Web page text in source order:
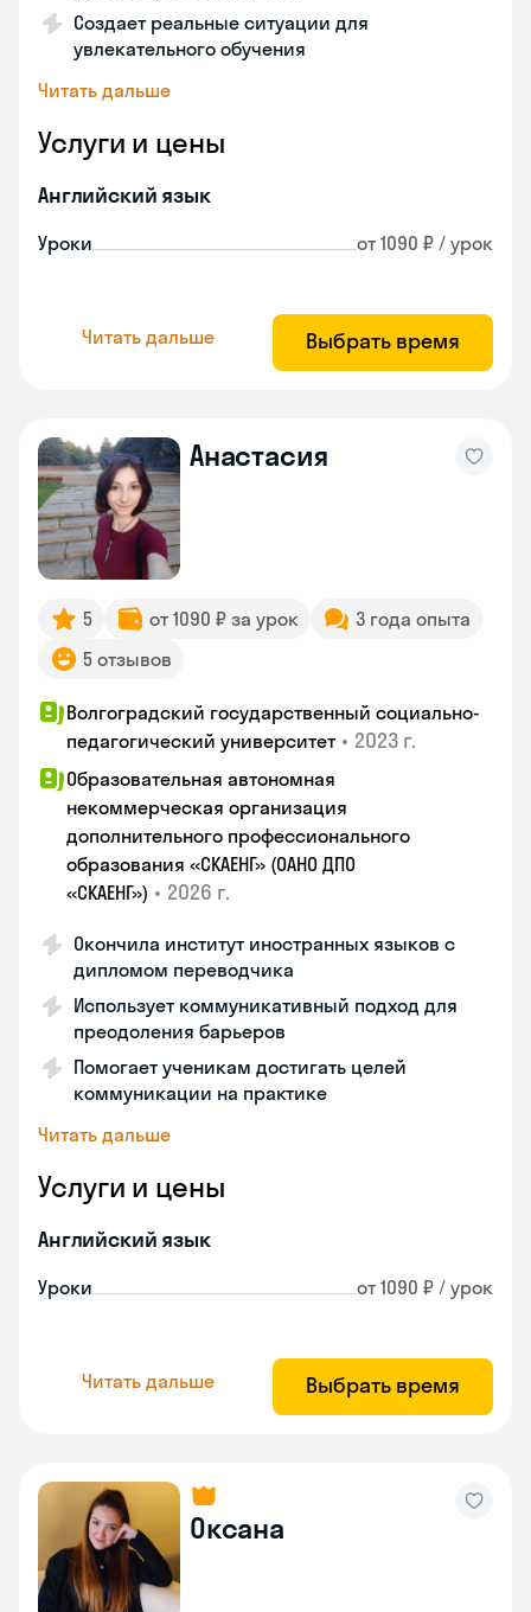
Создает реальные ситуации для
увлекательного обучения
Читать дальше
Услуги и цены
Английский язык
Уроки от 1090 ₽ / урок
Читать дальше Выбрать время
Анастасия
5 от 1090 ₽ за урок
3 года опыта
5 отзывов
Волгоградский государственный социально-
педагогический университет • 2023 г.
Образовательная автономная
некоммерческая организация
дополнительного профессионального
образования «СКАЕНГ» (ОАНО ДПО
«СКАЕНГ») • 2026 г.
Окончила институт иностранных языков с
дипломом переводчика
Использует коммуникативный подход для
преодоления барьеров
Помогает ученикам достигать целей
коммуникации на практике
Читать дальше
Услуги и цены
Английский язык
Уроки от 1090 ₽ / урок
Читать дальше Выбрать время
Оксана